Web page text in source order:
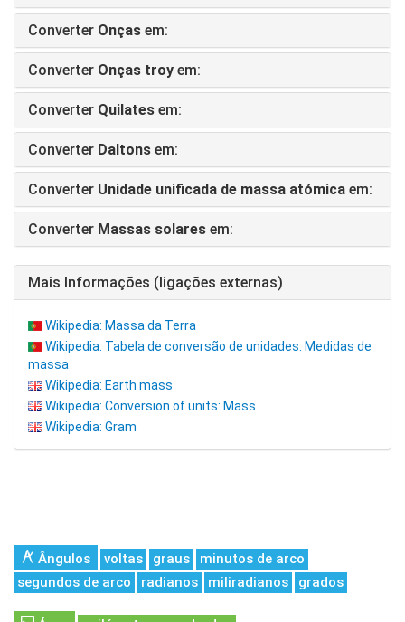
Converter Onças em:
Converter Onças troy em:
Converter Quilates em:
Converter Daltons em:
Converter Unidade unificada de massa atómica em:
Converter Massas solares em:
Mais Informações (ligações externas)
Wikipedia: Massa da Terra
Wikipedia: Tabela de conversão de unidades: Medidas de
massa
Wikipedia: Earth mass
Wikipedia: Conversion of units: Mass
Wikipedia: Gram
Ângulos voltas graus
minutos de arco
segundos de arco
radianos miliradianos grados